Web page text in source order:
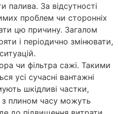
палива. За відсутності
проблем чи сторонніх
цю причину. Загалом
і періодично змінювати,
чи фільтра сажі. Такими
усі сучасні вантажні
шкідливі частки,
плином часу можуть